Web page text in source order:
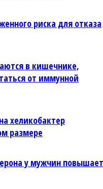
риска для отказа
в кишечнике,
от иммунной
хеликобактер
размере
у мужчин повышает